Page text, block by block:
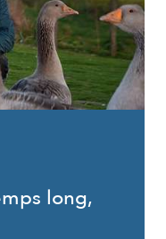
long,